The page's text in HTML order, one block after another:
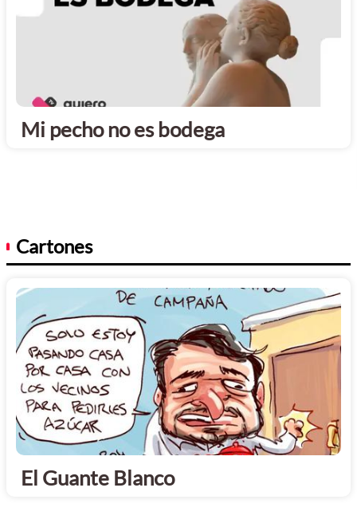
Mi pecho no es bodega
Cartones
El Guante Blanco